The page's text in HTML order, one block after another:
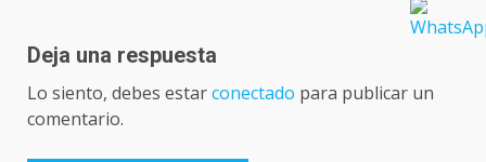
Deja una respuesta
Lo siento, debes estarconectado para publicar un
comentario.